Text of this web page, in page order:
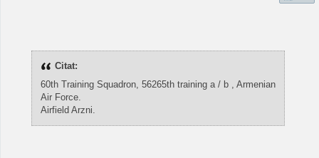
Citat:
60th Training Squadron, 56265th training a / b , Armenian
Air Force.
Airfield Arzni.